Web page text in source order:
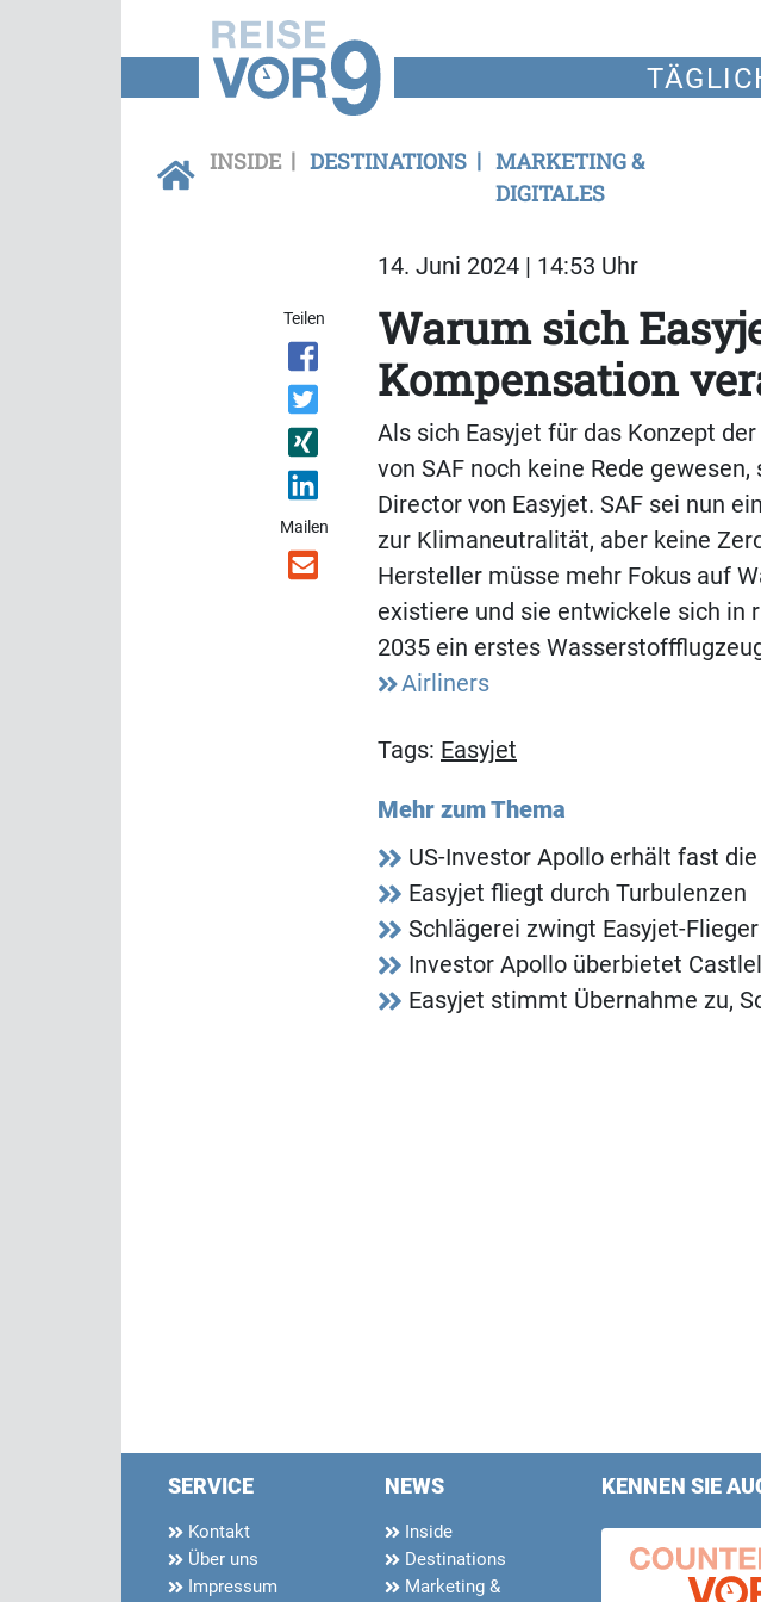
INSIDE DESTINATIONS
MARKETING &
DIGITALES
14. Juni 2024 | 14:53 Uhr
Teilen
Mailen
Warum sich
Kompensation
Als sich Easyjet für das Konzept
von SAF noch keine Rede
Director von Easyjet. SAF sei nun
zur Klimaneutralität, aber keine
Hersteller müsse mehr Fokus auf
existiere und sie entwickele sich in
2035 ein erstes
Airliners
Tags: Easyjet
Mehr zum Thema
US-Investor Apollo erhält fast
Easyjet fliegt durch Turbulenzen
Schlägerei zwingt Easyjet-
Investor Apollo überbietet
Easyjet stimmt Übernahme zu,
SERVICE
Kontakt
Über uns
Impressum
NEWS
Inside
Destinations
Marketing &
KENNEN SIE